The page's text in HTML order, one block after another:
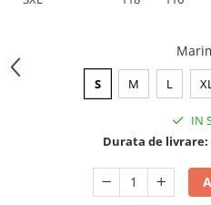
S M L
IN
Durata de livrare: